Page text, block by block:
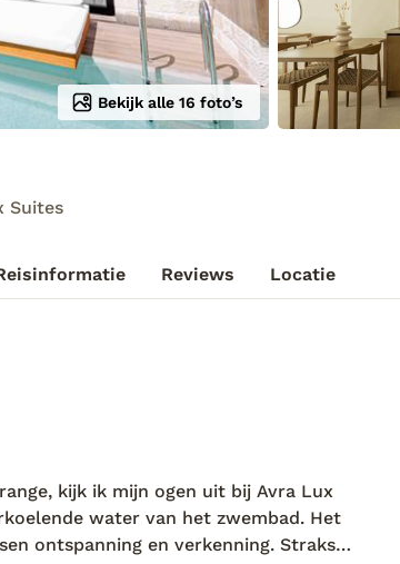
Bekijk alle 16 foto’s
Suites
Reviews Locatie
kijk ik mijn ogen uit bij Avra Lux
water van het zwembad. Het
ontspanning en verkenning. Straks